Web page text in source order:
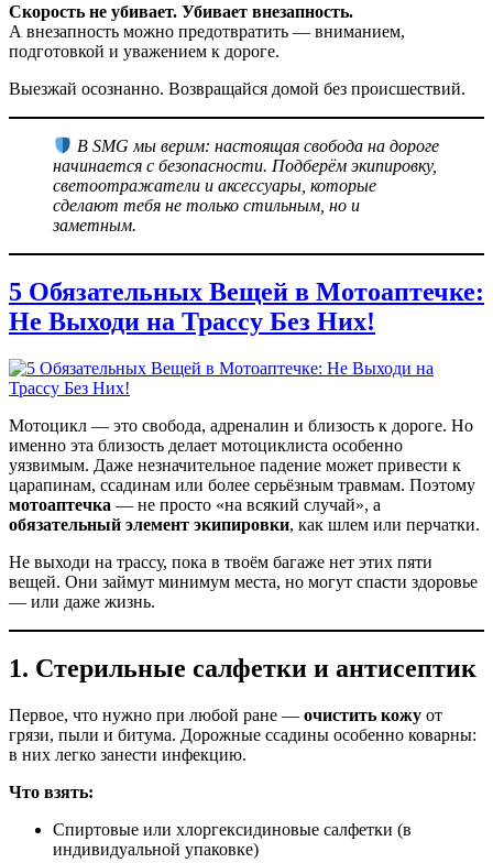
Скорость не убивает. Убивает внезапность.
А внезапность можно предотвратить — вниманием,
подготовкой и уважением к дороге.
Выезжай осознанно. Возвращайся домой без происшествий.
В SMG мы верим: настоящая свобода на дороге
начинается с безопасности. Подберём экипировку,
светоотражатели и аксессуары, которые
сделают тебя не только стильным, но и
заметным.
5 Обязательных Вещей в Мотоаптечке:
Не Выходи на Трассу Без Них!
Мотоцикл — это свобода, адреналин и близость к дороге. Но
именно эта близость делает мотоциклиста особенно
уязвимым. Даже незначительное падение может привести к
царапинам, ссадинам или более серьёзным травмам. Поэтому
мотоаптечка — не просто «на всякий случай», а
обязательный элемент экипировки, как шлем или перчатки.
Не выходи на трассу, пока в твоём багаже нет этих пяти
вещей. Они займут минимум места, но могут спасти здоровье
— или даже жизнь.
1. Стерильные салфетки и антисептик
Первое, что нужно при любой ране — очистить кожу от
грязи, пыли и битума. Дорожные ссадины особенно коварны:
в них легко занести инфекцию.
Что взять:
Спиртовые или хлоргексидиновые салфетки (в
индивидуальной упаковке)